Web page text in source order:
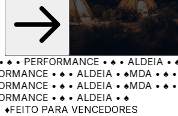
• PERFORMANCE • ♠ • ALDEIA • ♠
• ♠ • ALDEIA • ♠ MDA • ♠ •
• ♠ • ALDEIA • ♠ MDA • ♠ •
• ♠ • ALDEIA • ♠
♦FEITO PARA VENCEDORES